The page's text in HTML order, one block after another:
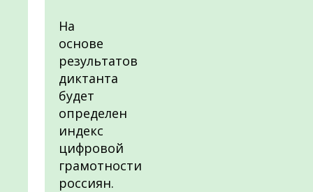
На
основе
результатов
диктанта
будет
определен
индекс
цифровой
грамотности
россиян.